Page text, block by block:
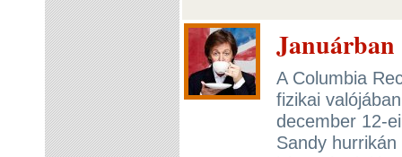
Januárban
A Columbia
fizikai
december 12-
Sandy